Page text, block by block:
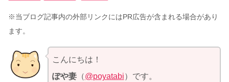
※当ブログ記事内の外部リンクにはPR広告が含まれる場合があり
ます。
こんにちは！
ぽや妻（@poyatabi）です。